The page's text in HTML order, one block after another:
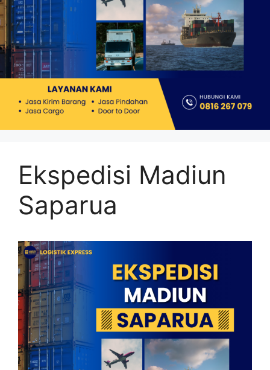
Ekspedisi Madiun
Saparua